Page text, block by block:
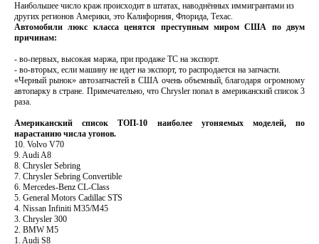
Наибольшее число краж происходит в штатах, наводнённых иммигрантами из
других регионов Америки, это Калифорния, Флорида, Техас.
Автомобили люкс класса ценятся преступным миром США по двум
причинам:
- во-первых, высокая маржа, при продаже ТС на экспорт.
- во-вторых, если машину не идет на экспорт, то распродается на запчасти.
«Черный рынок» автозапчастей в США очень объемный, благодаря огромному
автопарку в стране. Примечательно, что Chrysler попал в американский список 3
раза.
Американский список ТОП-10 наиболее угоняемых моделей, по
нарастанию числа угонов.
10. Volvo V70
9. Audi A8
8. Chrysler Sebring
7. Chrysler Sebring Convertible
6. Mercedes-Benz CL-Class
5. General Motors Cadillac STS
4. Nissan Infiniti M35/M45
3. Chrysler 300
2. BMW M5
1. Audi S8